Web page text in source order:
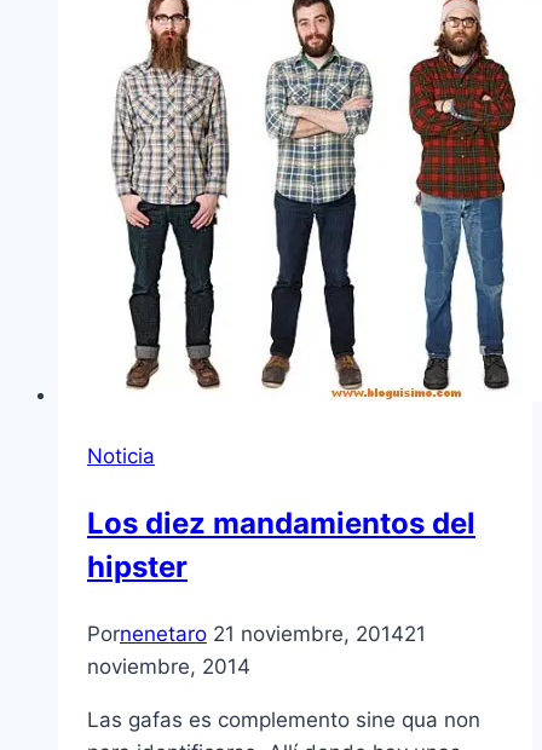
Noticia
Los diez mandamientos del
hipster
Pornenetaro 21 noviembre, 201421
noviembre, 2014
Las gafas es complemento sine qua non